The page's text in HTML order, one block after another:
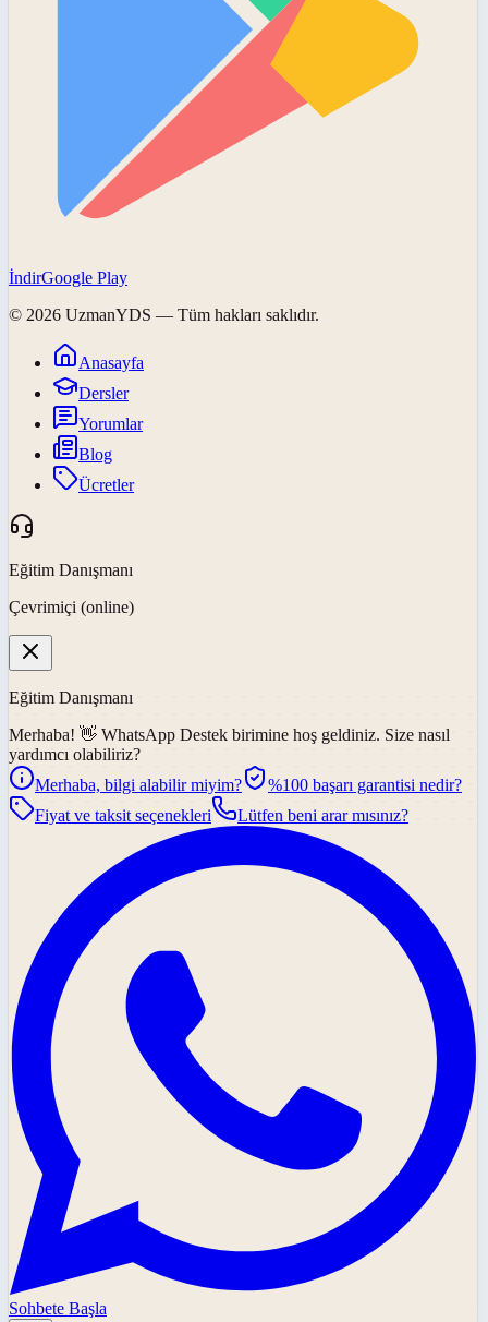
İndirGoogle Play
© 2026 UzmanYDS — Tüm hakları saklıdır.
Anasayfa
Dersler
Yorumlar
Blog
Ücretler
Eğitim Danışmanı
Çevrimiçi (online)
Eğitim Danışmanı
Merhaba! 👋 WhatsApp Destek birimine hoş geldiniz. Size nasıl
yardımcı olabiliriz?
Merhaba, bilgi alabilir miyim?
%100 başarı garantisi nedir?
Fiyat ve taksit seçenekleri
Lütfen beni arar mısınız?
Sohbete Başla